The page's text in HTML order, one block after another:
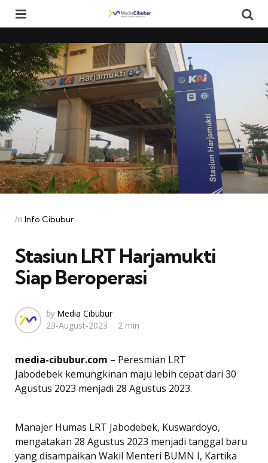
Categories
Posted
in Info Cibubur
Stasiun LRT Harjamukti
Siap Beroperasi
Posted
by
by Media Cibubur
23-August-2023
2 min
media-cibubur.com – Peresmian LRT
Jabodebek kemungkinan maju lebih cepat dari 30
Agustus 2023 menjadi 28 Agustus 2023.
Manajer Humas LRT Jabodebek, Kuswardoyo,
mengatakan 28 Agustus 2023 menjadi tanggal baru
yang disampaikan Wakil Menteri BUMN I, Kartika